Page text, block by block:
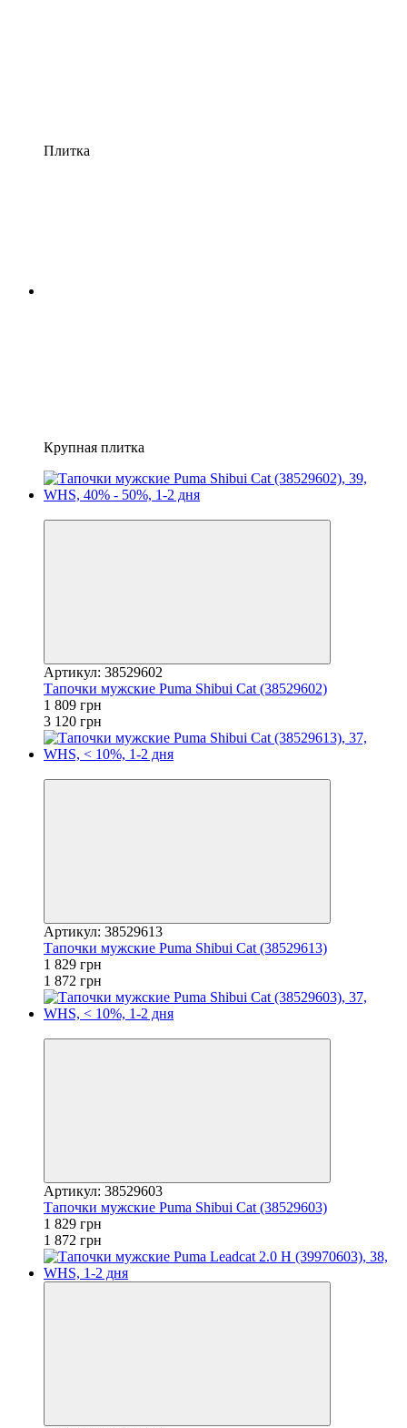
Плитка
Крупная плитка
Артикул: 38529602
Тапочки мужские Puma Shibui Cat (38529602)
1 809 грн
3 120 грн
Артикул: 38529613
Тапочки мужские Puma Shibui Cat (38529613)
1 829 грн
1 872 грн
Артикул: 38529603
Тапочки мужские Puma Shibui Cat (38529603)
1 829 грн
1 872 грн